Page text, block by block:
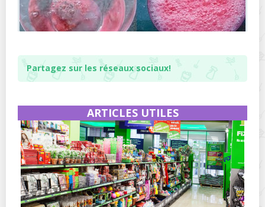
Partagez sur les réseaux sociaux!
ARTICLES UTILES